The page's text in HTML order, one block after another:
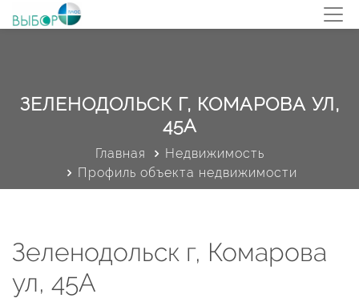
ЗЕЛЕНОДОЛЬСК Г, КОМАРОВА УЛ,
45А
Главная
Недвижимость
Профиль объекта недвижимости
Зеленодольск г, Комарова
ул, 45А